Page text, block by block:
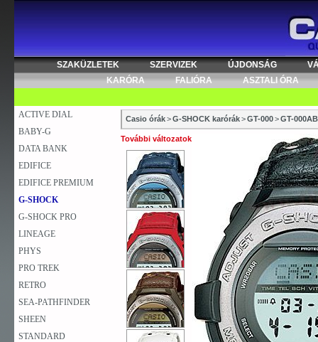
SZAKÜZLETEK SZERVIZEK ÚJDONSÁG
KARÓRA
FALIÓRA ASZTALI ÓRA
ACTIVE DIAL
BABY-G
DATA BANK
EDIFICE
EDIFICE PREMIUM
G-SHOCK
G-SHOCK PRO
LINEAGE
PHYS
PRO TREK
RETRO
SEA-PATHFINDER
SHEEN
STANDARD
Casio órák>G-SHOCK karórák>GT-000>GT-
További változatok